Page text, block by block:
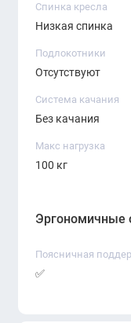
Спинка кресла
Низкая спинка
Подлокотники
Отсутствуют
Система качания
Без качания
Макс нагрузка
100 кг
Эргономичные
Поясничная
✅